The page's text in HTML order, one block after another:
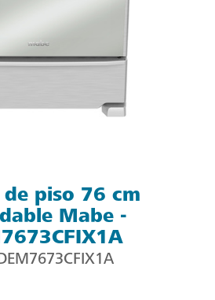
de piso 76 cm
Mabe -